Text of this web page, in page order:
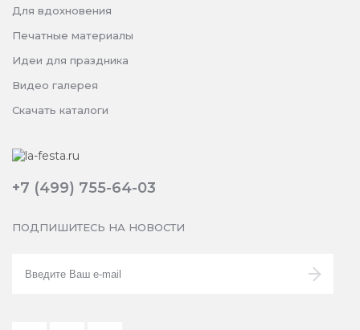
+7 (499) 755-64-03
ПОДПИШИТЕСЬ НА НОВОСТИ
Для вдохновения
Печатные материалы
Идеи для праздника
Видео галерея
Скачать каталоги